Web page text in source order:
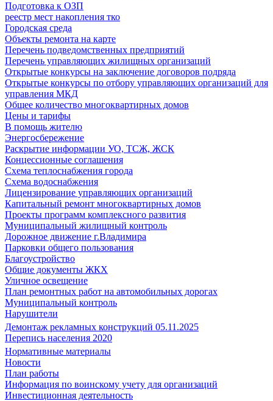
Подготовка к ОЗП
реестр мест накопления тко
Городская среда
Объекты ремонта на карте
Перечень подведомственных предприятий
Перечень управляющих жилищных организаций
Открытые конкурсы на заключение договоров подряда
Открытые конкурсы по отбору управляющих организаций для
управления МКД
Общее количество многоквартирных домов
Цены и тарифы
В помощь жителю
Энергосбережение
Раскрытие информации УО, ТСЖ, ЖСК
Концессионные соглашения
Схема теплоснабжения города
Схема водоснабжения
Лицензирование управляющих организаций
Капитальный ремонт многоквартирных домов
Проекты программ комплексного развития
Муниципальный жилищный контроль
Дорожное движение г.Владимира
Парковки общего пользования
Благоустройство
Общие документы ЖКХ
Уличное освещение
План ремонтных работ на автомобильных дорогах
Муниципальный контроль
Нарушители
Демонтаж рекламных конструкций 05.11.2025
Перепись населения 2020
Нормативные материалы
Новости
План работы
Информация по воинскому учету для организаций
Инвестиционная деятельность